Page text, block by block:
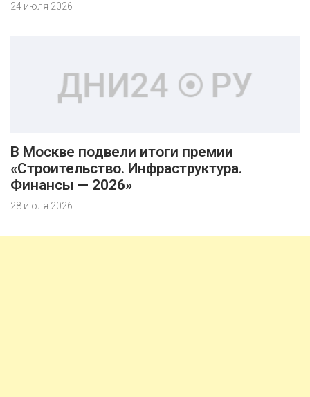
24 июля 2026
В Москве подвели итоги премии
«Строительство. Инфраструктура.
Финансы — 2026»
28 июля 2026